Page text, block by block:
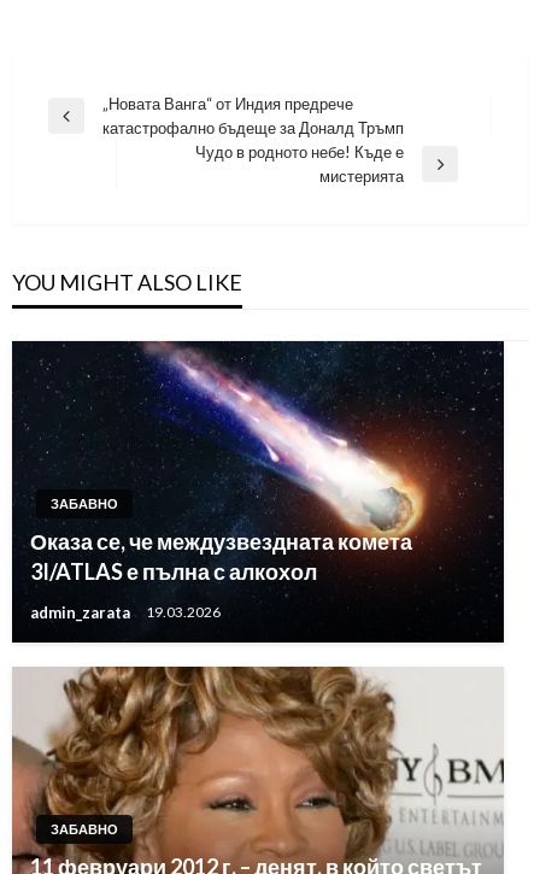
Навигация
Previous
„Новата Ванга“ от Индия предрече
катастрофално бъдеще за Доналд Тръмп
Чудо в родното небе! Къде е
мистерията
YOU MIGHT ALSO LIKE
ЗАБАВНО
Оказа се, че междузвездната комета
3I/ATLAS е пълна с алкохол
admin_zarata 19.03.2026
ЗАБАВНО
11 февруари 2012 г. – денят, в който светът